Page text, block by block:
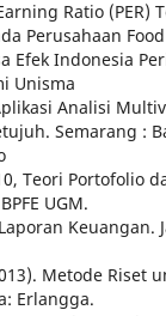
Ratio (PER)
Perusahaan
Efek Indonesia
Unisma
Analisi
Semarang :
Teori Portofolio
UGM.
Keuangan.
Metode Riset
Erlangga.